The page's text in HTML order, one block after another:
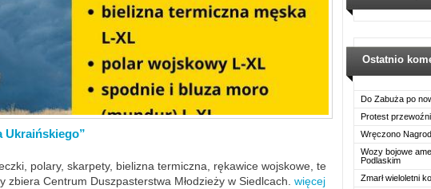
Ukraińskiego”
polary, skarpety, bielizna termiczna, rękawice wojskowe, te
zbiera Centrum Duszpasterstwa Młodzieży w Siedlcach. więcej
Ostatnio
Do Zabuża po
Protest
Wręczono
Wozy bojowe
Podlaskim
Zmarł wieloletni